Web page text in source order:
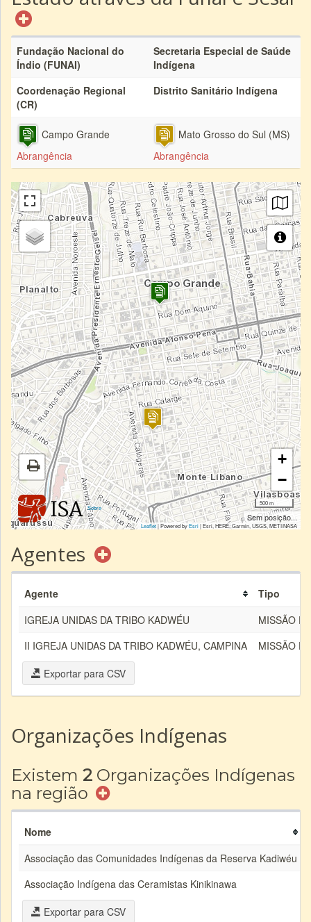
Fundação Nacional do
Índio (FUNAI)
Secretaria Especial de Saúde
Indígena
Coordenação Regional
(CR)
Distrito Sanitário Indígena
Campo Grande
Abrangência
Mato Grosso do Sul (MS)
Abrangência
|Sobre
+
−
500 m
Sem posição...
Leaflet| Powered byEsri|Esri, HERE, Garmin, USGS, METI/NASA
Agentes
Agente
Tipo
IGREJA UNIDAS DA TRIBO KADWÉU
MISSÃO
II IGREJA UNIDAS DA TRIBO KADWÉU, CAMPINA
MISSÃO
Exportar para CSV
Organizações Indígenas
Existem 2 Organizações Indígenas
na região
Nome
Associação das Comunidades Indígenas da Reserva Kadiwéu
Associação Indígena das Ceramistas Kinikinawa
Exportar para CSV